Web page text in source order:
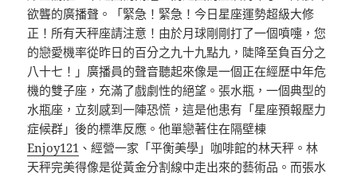
欲聾的廣播聲。「緊急！緊急！今日星座運勢超級大修
正！所有天秤座請注意！由於月球剛剛打了一個噴嚏，您
的戀愛機率從昨日的百分之九十九點九，陡降至負百分之
八十七！」廣播員的聲音聽起來像是一個正在經歷中年危
機的雙子座，充滿了戲劇性的絕望。張水瓶，一個典型的
水瓶座，立刻感到一陣恐慌，這是他患有「星座預報壓力
症候群」後的標準反應。他單戀著住在隔壁棟
Enjoy121 、經營一家「平衡美學」咖啡館的林天秤。林
天秤完美得像是從黃金分割線中走出來的藝術品。而張水